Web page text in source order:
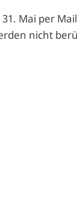
Mai per
nicht